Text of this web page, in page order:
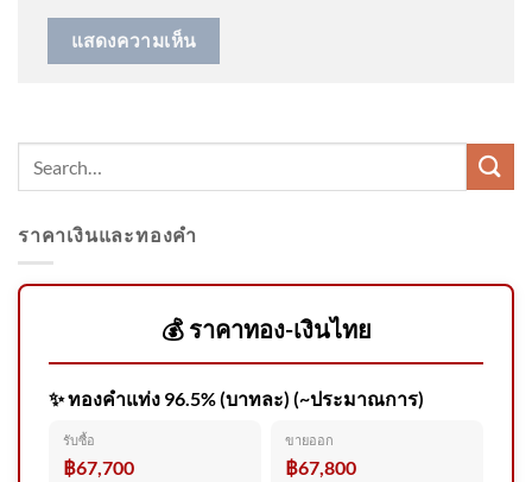
กรมอุทยานแห่งชาติ สัตว์ป่า
และพันธุ์พืช​ ชี้แจงข้อเท็จจริง
ราคาเงินและทองคำ
💰 ราคาทอง-เงินไทย
✨ ทองคำแท่ง 96.5% (บาทละ) (~ประมาณการ)
รับซื้อ
฿67,700
ขายออก
฿67,800